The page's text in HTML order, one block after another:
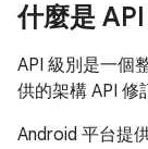
什麼是
API 級別是一個
供的架構 API 修
Android 平台提